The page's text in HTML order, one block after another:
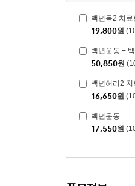
백년목2 치료
19,800원
백년운동 +
50,850원
백년허리2 치
16,650원
백년운동
17,550원